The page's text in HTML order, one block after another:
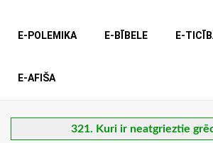
E-POLEMIKA E-BĪBELE E-
E-AFIŠA
321. Kuri ir neatgrieztie